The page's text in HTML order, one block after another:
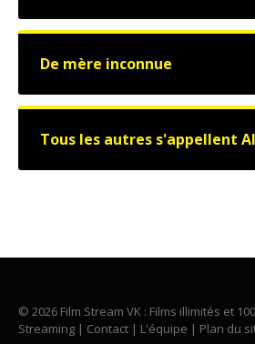
De mère inconnue
Tous les autres s'appellent
© 2026 Film Stream VK : Films illimités et
Streaming | Contact | L'équipe | Plan du